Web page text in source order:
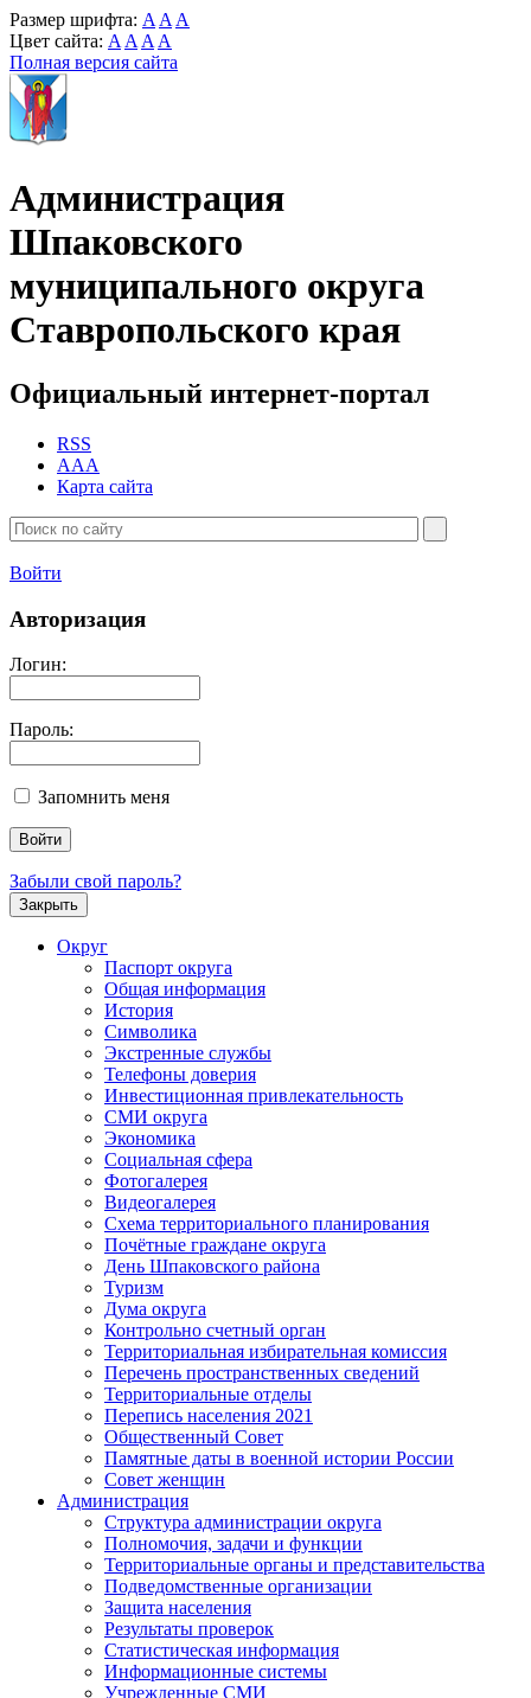
Размер шрифта: A A A
Цвет сайта: A A A A
Полная версия сайта
Администрация
Шпаковского
муниципального округа
Ставропольского края
Официальный интернет-портал
RSS
AAA
Карта сайта
Войти
Авторизация
Логин:
Пароль:
Запомнить меня
Забыли свой пароль?
Закрыть
Округ
Паспорт округа
Общая информация
История
Символика
Экстренные службы
Телефоны доверия
Инвестиционная привлекательность
СМИ округа
Экономика
Социальная сфера
Фотогалерея
Видеогалерея
Схема территориального планирования
Почётные граждане округа
День Шпаковского района
Туризм
Дума округа
Контрольно счетный орган
Территориальная избирательная комиссия
Перечень пространственных сведений
Территориальные отделы
Перепись населения 2021
Общественный Совет
Памятные даты в военной истории России
Совет женщин
Администрация
Структура администрации округа
Полномочия, задачи и функции
Территориальные органы и представительства
Подведомственные организации
Защита населения
Результаты проверок
Статистическая информация
Информационные системы
Учрежденные СМИ